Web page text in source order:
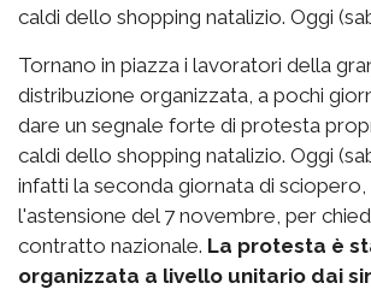
caldi dello shopping natalizio. Oggi
Tornano in piazza i lavoratori della
distribuzione organizzata, a pochi
dare un segnale forte di protesta
caldi dello shopping natalizio. Oggi
infatti la seconda giornata di
l'astensione del 7 novembre, per
contratto nazionale. La protesta è
organizzata a livello unitario dai